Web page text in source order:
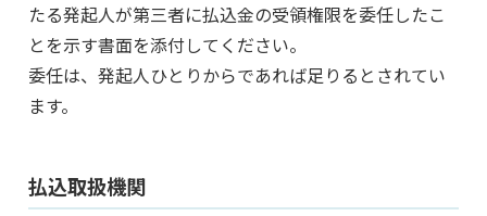
たる発起人が第三者に払込金の受領権限を委任したこ
とを示す書面を添付してください。
委任は、発起人ひとりからであれば足りるとされてい
ます。
払込取扱機関